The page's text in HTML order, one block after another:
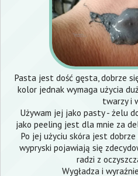
Pasta jest dość gęsta, dobrze
kolor jednak wymaga użycia
twarzy i
Używam jej jako pasty - żelu
jako peeling jest dla mnie za
Po jej użyciu skóra jest
wypryski pojawiają się
radzi z
Wygładza i